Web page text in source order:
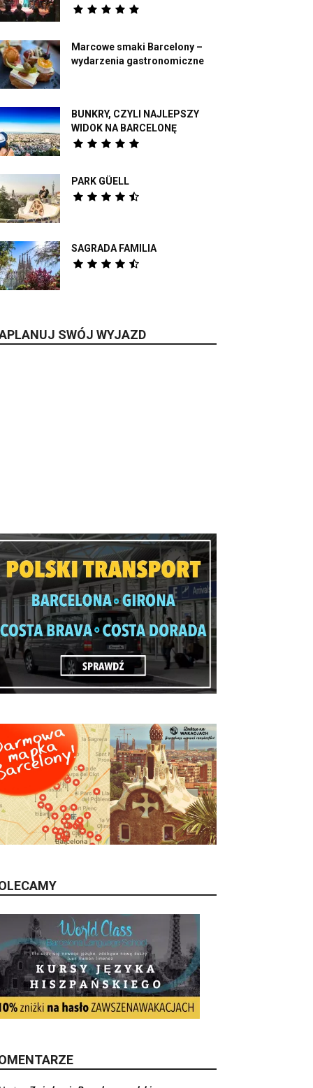
Marcowe smaki Barcelony –
wydarzenia gastronomiczne
BUNKRY, CZYLI NAJLEPSZY
WIDOK NA BARCELONĘ
PARK GÜELL
SAGRADA FAMILIA
SWÓJ WYJAZD